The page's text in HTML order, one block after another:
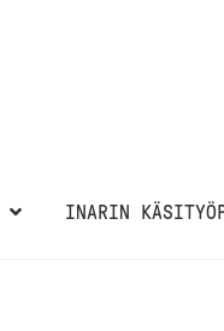
INARIN